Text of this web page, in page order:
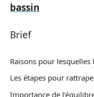
bassin
Brief
Raisons pour lesquelles
Les étapes pour
Importance de